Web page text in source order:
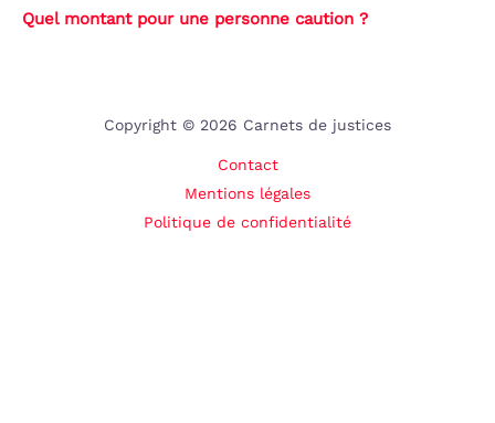
Quel montant pour une personne caution ?
Copyright © 2026 Carnets de justices
Contact
Mentions légales
Politique de confidentialité